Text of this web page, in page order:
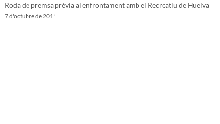
Roda de premsa prèvia al enfrontament amb el Recreatiu de Huelva
7 d'octubre de 2011